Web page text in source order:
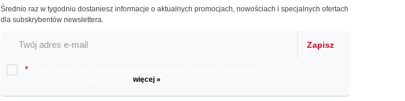
Średnio raz w tygodniu dostaniesz informacje o aktualnych promocjach, nowościach i specjalnych ofertach
dla subskrybentów newslettera.
Zapisz
*
więcej »